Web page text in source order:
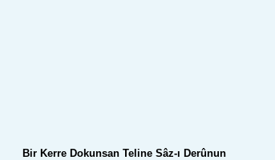
Bir Kerre Dokunsan Teline Sâz-ı Derûnun